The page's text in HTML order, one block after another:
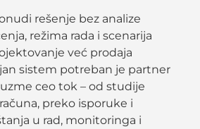
rešenje bez analize
režima rada i scenarija
već prodaja
sistem potreban je partner
ceo tok – od studije
preko isporuke i
u rad, monitoringa i